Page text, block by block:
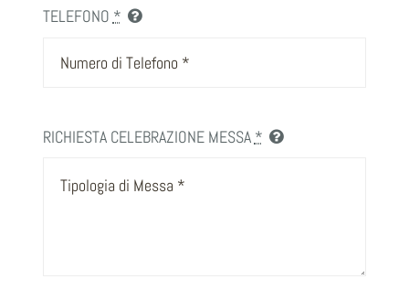
TELEFONO *
RICHIESTA CELEBRAZIONE MESSA *